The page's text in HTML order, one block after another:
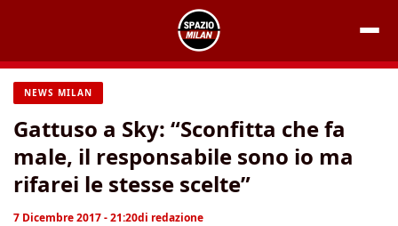
contenuto
NEWS MILAN
Gattuso a Sky: “Sconfitta che fa
male, il responsabile sono io ma
rifarei le stesse scelte”
7 Dicembre 2017 - 21:20di redazione